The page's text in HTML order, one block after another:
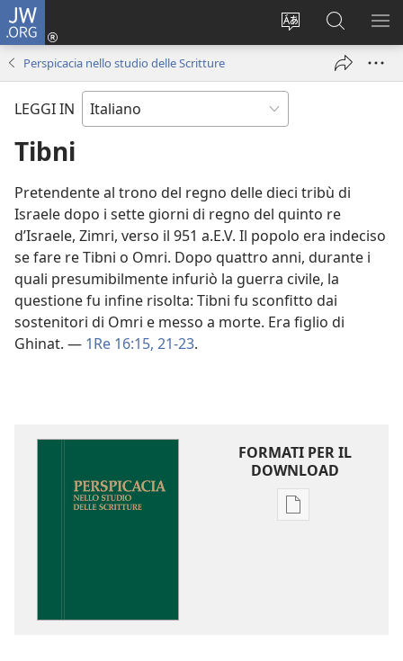
JW.ORG
Modificare
Accedi
(apre
finestra)
Cerca
in
JW.ORG
Perspicacia nello studio delle Scritture
LEGGI IN
Tibni
Pretendente al trono del regno delle dieci tribù di
Israele dopo i sette giorni di regno del quinto re
d’Israele, Zimri, verso il 951 a.E.V. Il popolo era indeciso
se fare re Tibni o Omri. Dopo quattro anni, durante i
quali presumibilmente infuriò la guerra civile, la
questione fu infine risolta: Tibni fu sconfitto dai
sostenitori di Omri e messo a morte. Era figlio di
Ghinat. — 1Re 16:15, 21-23.
FORMATI PER IL
DOWNLOAD
Opzioni